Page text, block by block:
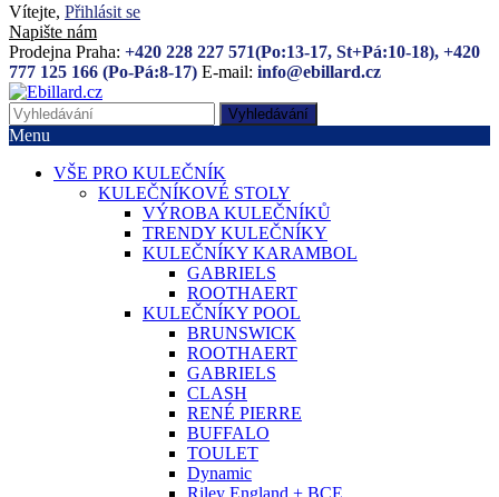
Vítejte, Přihlásit se
Napište nám
Prodejna Praha: +420 228 227 571(Po:13-17, St+Pá:10-18), +420
777 125 166 (Po-Pá:8-17) E-mail: info@ebillard.cz
Vyhledávání
Menu
VŠE PRO KULEČNÍK
KULEČNÍKOVÉ STOLY
VÝROBA KULEČNÍKŮ
TRENDY KULEČNÍKY
KULEČNÍKY KARAMBOL
GABRIELS
ROOTHAERT
KULEČNÍKY POOL
BRUNSWICK
ROOTHAERT
GABRIELS
CLASH
RENÉ PIERRE
BUFFALO
TOULET
Dynamic
Riley England + BCE